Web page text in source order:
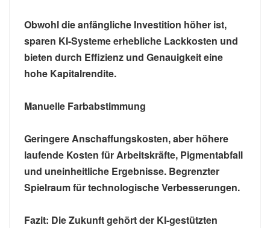
Obwohl die anfängliche Investition höher ist,
sparen KI-Systeme erhebliche Lackkosten und
bieten durch Effizienz und Genauigkeit eine
hohe Kapitalrendite.
Manuelle Farbabstimmung
Geringere Anschaffungskosten, aber höhere
laufende Kosten für Arbeitskräfte, Pigmentabfall
und uneinheitliche Ergebnisse. Begrenzter
Spielraum für technologische Verbesserungen.
Fazit: Die Zukunft gehört der KI-gestützten